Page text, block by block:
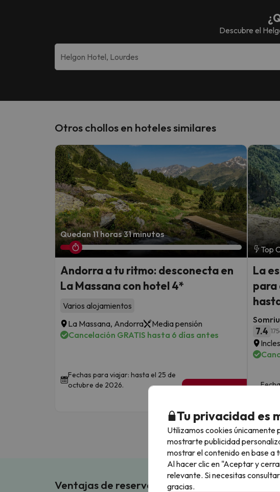
Descubre el
Otros chollos en hoteles similares
Quedan 11 horas 31 minutos
Andorra a tu ritmo: desconecta en
La Massana con hotel 4*
Varios alojamientos
La Massana, Andorra
Media pensión
Cancelación GRATIS hasta 6 días antes
Fechas para viajar: hasta el 25 de
octubre de 2026.
Top
La
para
7.4
Ventajas de reservar en Buscounchollo
Tu privacidad es
Utilizamos cookies
mostrarte publicidad
mostrar el contenido en base a
Al hacer clic en "Aceptar y
relevante. Si necesitas
gracias.